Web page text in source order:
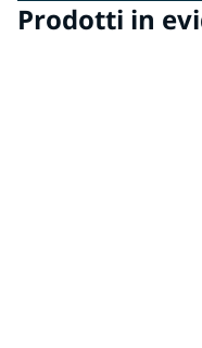
Prodotti in